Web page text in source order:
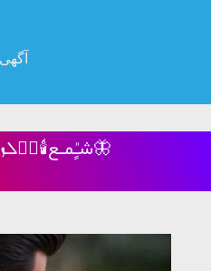
🕯️شـٰـٍٰـمـــع🕯️ܭَܠܙ🌹ܢ݆ߺܝ‌وߊ‌ܝ̇ߺܘ🦋